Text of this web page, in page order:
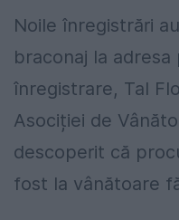
Noile înregistrări
braconaj la
înregistrare, Tal
Asociției de
descoperit că
fost la vânătoare